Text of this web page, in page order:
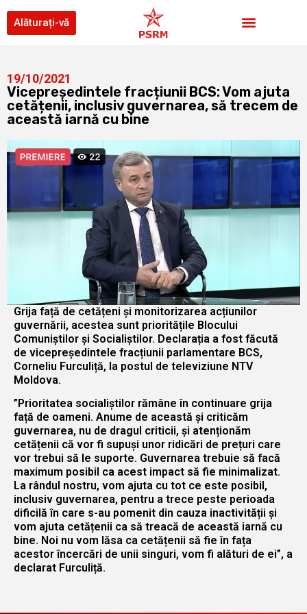
Alăturați-vă
19/10/2021
Vicepreședintele fracțiunii BCS: Vom ajuta
cetățenii, inclusiv guvernarea, să trecem de
această iarnă cu bine
Grija față de cetățeni și monitorizarea acțiunilor
guvernării, acestea sunt prioritățile Blocului
Comuniștilor și Socialiștilor. Declarația a fost făcută
de vicepreședintele fracțiunii parlamentare BCS,
Corneliu Furculiță, la postul de televiziune NTV
Moldova.
”Prioritatea socialiștilor rămâne în continuare grija
față de oameni. Anume de această și criticăm
guvernarea, nu de dragul criticii, și atenționăm
cetățenii că vor fi supuși unor ridicări de prețuri care
vor trebui să le suporte. Guvernarea trebuie să facă
maximum posibil ca acest impact să fie minimalizat.
La rândul nostru, vom ajuta cu tot ce este posibil,
inclusiv guvernarea, pentru a trece peste perioada
dificilă în care s-au pomenit din cauza inactivității și
vom ajuta cetățenii ca să treacă de această iarnă cu
bine. Noi nu vom lăsa ca cetățenii să fie în fața
acestor încercări de unii singuri, vom fi alături de ei”, a
declarat Furculiță.